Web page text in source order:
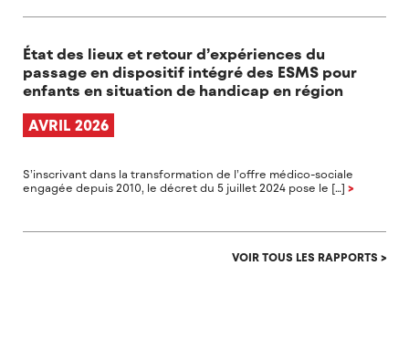
État des lieux et retour d’expériences du
passage en dispositif intégré des ESMS pour
enfants en situation de handicap en région
AVRIL 2026
S’inscrivant dans la transformation de l’offre médico-sociale
engagée depuis 2010, le décret du 5 juillet 2024 pose le […]>
VOIR TOUS LES RAPPORTS >